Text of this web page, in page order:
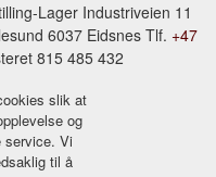
Lager Industriveien 11
6037 Eidsnes Tlf. +47
815 485 432
slik at
og
service. Vi
til å